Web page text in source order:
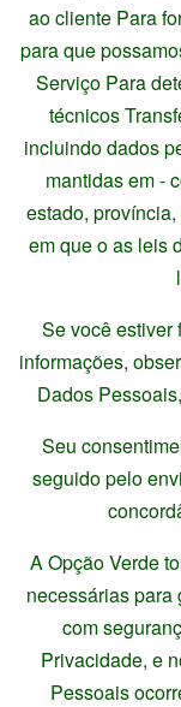
ao cliente Para
para que
Serviço Para
técnicos
incluindo dados
mantidas em -
estado,
em que o as leis
Se você estiver
informações,
Dados
Seu
seguido pelo
A Opção Verde
necessárias para
com
Privacidade, e
Pessoais